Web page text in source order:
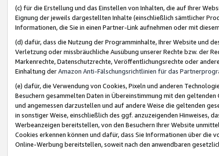
(c) für die Erstellung und das Einstellen von Inhalten, die auf Ihrer
Eignung der jeweils dargestellten Inhalte (einschließlich sämtlicher
Informationen, die Sie in einen Partner-Link aufnehmen oder mit
(d) dafür, dass die Nutzung der Programminhalte, Ihrer Website und
Verletzung oder missbräuchliche Ausübung unserer Rechte bzw. der
Markenrechte, Datenschutzrechte, Veröffentlichungsrechte oder
Einhaltung derAmazon Anti-Fälschungsrichtlinien für das
(e) dafür, die Verwendung von Cookies, Pixeln und anderen
Besuchern gesammelten Daten in Übereinstimmung mit den
und angemessen darzustellen und auf andere Weise die geltenden
in sonstiger Weise, einschließlich des ggf. anzuzeigenden Hinweises,
Werbeanzeigen bereitstellen, von den Besuchern Ihrer Website
Cookies erkennen können und dafür, dass Sie Informationen über die
Online-Werbung bereitstellen, soweit nach den anwendbaren